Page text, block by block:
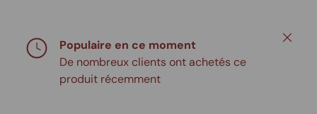
Populaire en ce moment
De nombreux clients ont achetés ce
produit récemment
Fermer